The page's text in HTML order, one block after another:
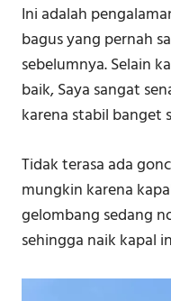
Ini adalah
bagus yang pernah
sebelumnya. Selain
baik, Saya sangat
karena stabil banget
Tidak terasa ada
mungkin karena
gelombang sedang
sehingga naik kapal